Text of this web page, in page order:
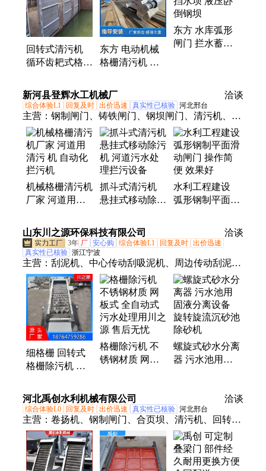
回转式清污机
循环齿耙式格栅
拦污栅 东方
东方 电动机械
格栅清污机 不
栅式排污机
东方 水库弧形
闸门 拦水蓄挡
新河县登辉水工机械厂 洽谈
综合体验L1 回复及时 出价迅速 真实性已核验 河北邢台
主营： 钢制闸门、铸铁闸门、钢坝闸门、清污机、螺
杆启闭机、卷扬启闭机、拍门
机械格栅清污机
厂家 河道用清
污机
抓斗式清污机
悬挂式移动除污
理拦污设备
水利工程建设
弧形钢制平面滑
山东川之源环保科技有限公司 洽谈
3年 厂 安心购 综合体验L1 回复及时 出价迅速
真实性已核验 浙江宁波
主营： 刮泥机、中心传动刮吸泥机、周边传动刮泥
机、机械格栅、格栅除污机、内进流网板式格栅机、
钢丝绳格栅除污机、转鼓式格栅机、阶梯式格栅除污
机、虹吸式刮泥机、桥式吸砂机、行车式刮泥机、全
桥式刮泥机、链条式刮泥机、外进水微滤机、内进水
微滤机、滚筒式微滤机、纤维转盘过滤器、滤布滤
池、转鼓精密过滤器、旋流沉沙器
细格栅 回转式
格栅除污机 泵
设备 阶梯网板
格栅清污机
格栅除污机 不
锈钢材质 网板
售后无忧
螺旋式砂水分离
器 污水池用固
河北禹创水利机械有限公司 洽谈
综合体验L0 回复及时 出价迅速 真实性已核验 河北邢台
主营： 卷扬机、钢制闸门、合页坝、清污机、回转式
格栅机、旋转格栅除污机、铸铁闸门、一体闸门、翻
板闸门、限流闸门、闸门启闭机、液压启闭机、液压
升降坝、玻璃钢拍门、污水处理闸门、手电两用启闭